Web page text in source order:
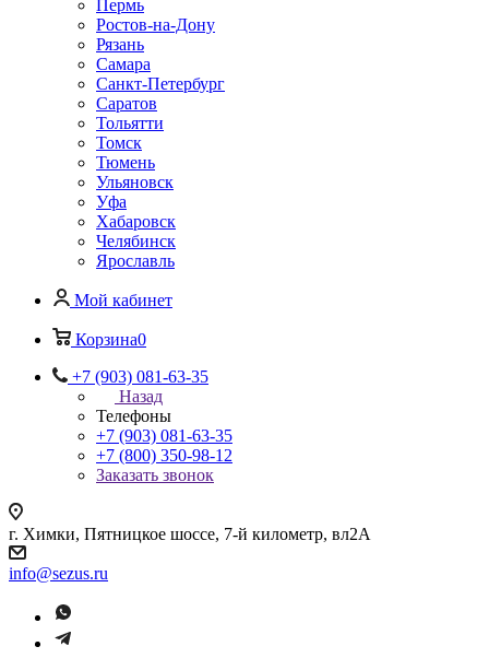
Пермь
Ростов-на-Дону
Рязань
Самара
Санкт-Петербург
Саратов
Тольятти
Томск
Тюмень
Ульяновск
Уфа
Хабаровск
Челябинск
Ярославль
Мой кабинет
Корзина0
+7 (903) 081-63-35
Назад
Телефоны
+7 (903) 081-63-35
+7 (800) 350-98-12
Заказать звонок
г. Химки, Пятницкое шоссе, 7-й километр, вл2А
info@sezus.ru